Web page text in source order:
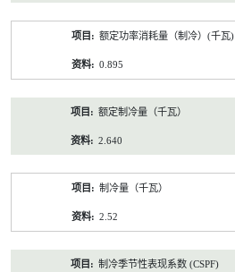
额定功率消耗量（制冷）(千瓦)
0.895
额定制冷量（千瓦）
2.640
制冷量（千瓦）
2.52
制冷季节性表现系数 (CSPF)